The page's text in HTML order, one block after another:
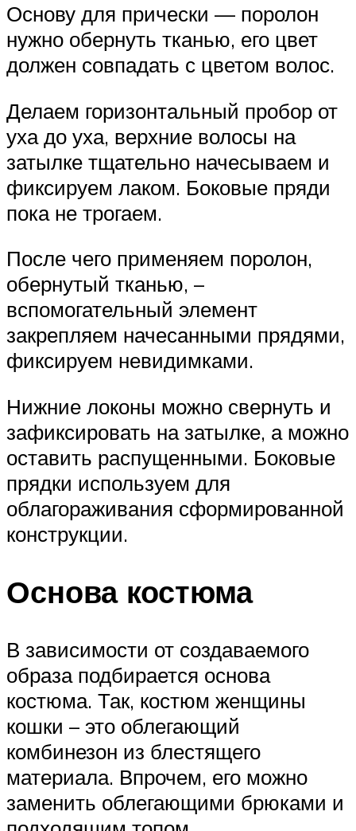
Основу для прически — поролон
нужно обернуть тканью, его цвет
должен совпадать с цветом волос.
Делаем горизонтальный пробор от
уха до уха, верхние волосы на
затылке тщательно начесываем и
фиксируем лаком. Боковые пряди
пока не трогаем.
После чего применяем поролон,
обернутый тканью, –
вспомогательный элемент
закрепляем начесанными прядями,
фиксируем невидимками.
Нижние локоны можно свернуть и
зафиксировать на затылке, а можно
оставить распущенными. Боковые
прядки используем для
облагораживания сформированной
конструкции.
Основа костюма
В зависимости от создаваемого
образа подбирается основа
костюма. Так, костюм женщины
кошки – это облегающий
комбинезон из блестящего
материала. Впрочем, его можно
заменить облегающими брюками и